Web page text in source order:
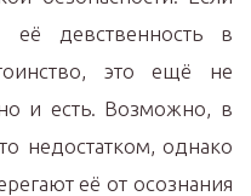
её девственность в
это ещё не
и есть. Возможно, в
недостатком, однако
её от осознания